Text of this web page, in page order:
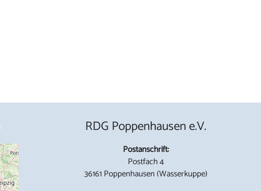
RDG Poppenhausen e.V.
Postanschrift:
Postfach 4
36161 Poppenhausen (Wasserkuppe)